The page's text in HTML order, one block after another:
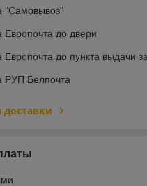
"Самовывоз"
Европочта до двери
Европочта до пункта выдачи
РУП Белпочта
доставки